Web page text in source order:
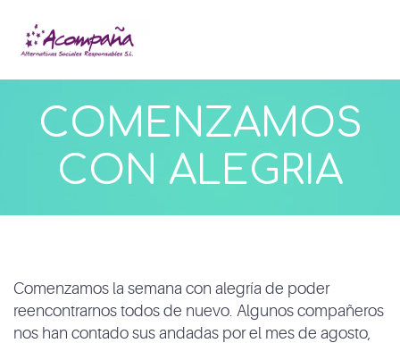
COMENZAMOS
CON ALEGRIA
Comenzamos la semana con alegría de poder
reencontrarnos todos de nuevo. Algunos compañeros
nos han contado sus andadas por el mes de agosto,